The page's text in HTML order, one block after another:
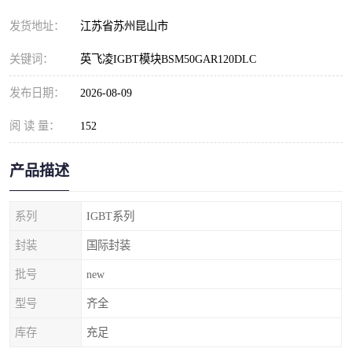
发货地址： 江苏省苏州昆山市
关键词： 英飞凌IGBT模块BSM50GAR120DLC
发布日期： 2026-08-09
阅 读 量： 152
产品描述
系列 IGBT系列
封装 国际封装
批号 new
型号 齐全
库存 充足